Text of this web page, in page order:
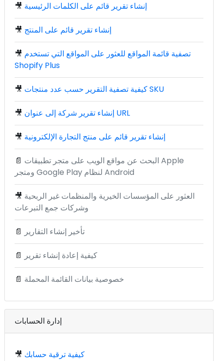
🎥 إنشاء تقرير قائم على الكلمات الرئيسية
🎥 إنشاء تقرير قائم على المنتج
🎥 تصفية قائمة المواقع للعثور على المواقع التي تستخدم
Shopify Plus
🎥 كيفية تصفية التقرير حسب عدد منتجات SKU
🎥 إنشاء تقرير شركة إلى عنوان URL
🎥 إنشاء تقرير قائم على منتج التجارة الإلكترونية
📄 البحث عن مواقع الويب على متجر تطبيقات Apple
ومتجر Google Play لنظام Android
🎥 العثور على المؤسسات الخيرية والمنظمات غير الربحية
وشركات جمع التبرعات
📄 تأخير إنشاء التقارير
📄 كيفية إعادة إنشاء تقرير
📄 خصوصية بيانات القائمة المحملة
إدارة الحسابات
🎥 كيفية ترقية حسابك